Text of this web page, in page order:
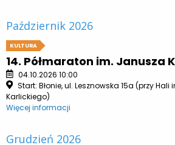
Październik 2026
KULTURA
14. Półmaraton im. Janusza
04.10.2026 10:00
Start: Błonie, ul. Lesznowska 15a (przy
Karlickiego)
Więcej informacji
Grudzień 2026